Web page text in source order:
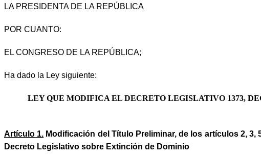
LA PRESIDENTA DE LA REPÚBLICA
POR CUANTO:
EL CONGRESO DE LA REPÚBLICA;
Ha dado la Ley siguiente:
LEY QUE MODIFICA EL DECRETO LEGISLATIVO 1373,
Artículo 1. Modificación del Título Preliminar, de los artículos 2, 3,
Decreto Legislativo sobre Extinción de Dominio